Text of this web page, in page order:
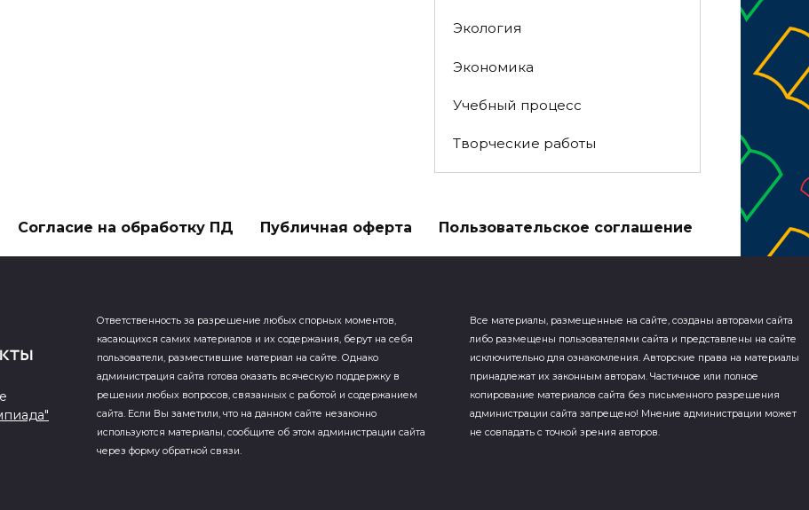
Экология
Экономика
Учебный процесс
Творческие работы
Согласие на обработку ПД Публичная оферта Пользовательское соглашение
Ответственность за разрешение любых спорных моментов,
касающихся самих материалов и их содержания, берут на себя
пользователи, разместившие материал на сайте. Однако
администрация сайта готова оказать всяческую поддержку в
решении любых вопросов, связанных с работой и содержанием
сайта. Если Вы заметили, что на данном сайте незаконно
используются материалы, сообщите об этом администрации сайта
через форму обратной связи.
Все материалы, размещенные на сайте, созданы авторами сайта
либо размещены пользователями сайта и представлены на сайте
исключительно для ознакомления. Авторские права на материалы
принадлежат их законным авторам. Частичное или полное
копирование материалов сайта без письменного разрешения
администрации сайта запрещено! Мнение администрации может
не совпадать с точкой зрения авторов.